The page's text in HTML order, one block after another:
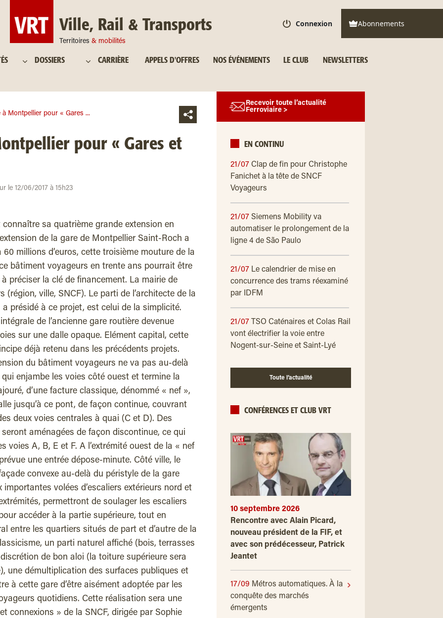
Ville, Rail & Transports
Territoires & mobilités
Connexion Abonnements
DOSSIERS CARRIÈRE APPELS D'OFFRES NOS ÉVÉNEMENTS LE CLUB NEWSLETTERS
à Montpellier pour « Gares ...
pour « Gares et
le 12/06/2017 à 15h23
sa quatrième grande extension en
de la gare de Montpellier Saint-Roch a
millions d’euros, cette troisième mouture de la
bâtiment voyageurs en trente ans pourrait être
préciser la clé de financement. La mairie de
ville, SNCF). Le parti de l’architecte de la
présidé à ce projet, est celui de la simplicité.
de l’ancienne gare routière devenue
sur une dalle opaque. Elément capital, cette
déjà retenu dans les précédents projets.
du bâtiment voyageurs ne va pas au-delà
enjambe les voies côté ouest et termine la
d’une facture classique, dénommé « nef »,
jusqu’à ce pont, de façon continue, couvrant
deux voies centrales à quai (C et D). Des
aménagées de façon discontinue, ce qui
voies A, B, E et F. A l’extrémité ouest de la « nef
une entrée dépose-minute. Côté ville, le
convexe au-delà du péristyle de la gare
volées d’escaliers extérieurs nord et
permettront de soulager les escaliers
accéder à la partie supérieure, tout en
entre les quartiers situés de part et d’autre de la
un parti naturel affiché (bois, terrasses
de bon aloi (la toiture supérieure sera
une démultiplication des surfaces publiques et
à cette gare d’être aisément adoptée par les
quotidiens. Cette réalisation sera une
connexions » de la SNCF, dirigée par Sophie
Recevoir toute l’actualité
Ferroviaire >
EN CONTINU
21/07 Clap de fin pour Christophe
Fanichet à la tête de SNCF
Voyageurs
21/07 Siemens Mobility va
automatiser le prolongement de la
ligne 4 de São Paulo
21/07 Le calendrier de mise en
concurrence des trams réexaminé
par IDFM
21/07
TSO Caténaires et Colas Rail
vont électrifier la voie entre
Nogent-sur-Seine et Saint-Lyé
Toute l’actualité
CONFÉRENCES ET CLUB VRT
10 septembre 2026
Rencontre avec Alain Picard,
nouveau président de la FIF, et
avec son prédécesseur, Patrick
Jeantet
17/09 Métros automatiques. À la
conquête des marchés
émergents